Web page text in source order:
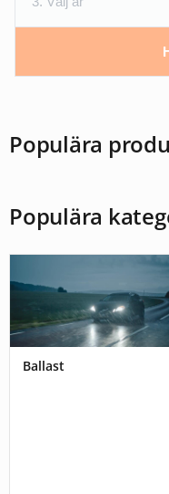
Populära
Populära
Ballast